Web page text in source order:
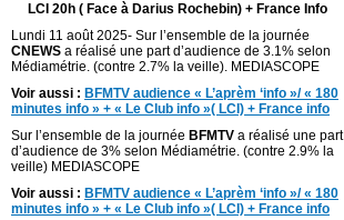
LCI 20h ( Face à Darius Rochebin) + France Info
Lundi 11 août 2025- Sur l’ensemble de la journée
CNEWS a réalisé une part d’audience de 3.1% selon
Médiamétrie. (contre 2.7% la veille). MEDIASCOPE
Voir aussi : BFMTV audience « L’aprèm ‘info »/ « 180
minutes info » + « Le Club info »( LCI) + France info
Sur l’ensemble de la journée BFMTV a réalisé une part
d’audience de 3% selon Médiamétrie. (contre 2.9% la
veille) MEDIASCOPE
Voir aussi : BFMTV audience « L’aprèm ‘info »/ « 180
minutes info » + « Le Club info »( LCI) + France info